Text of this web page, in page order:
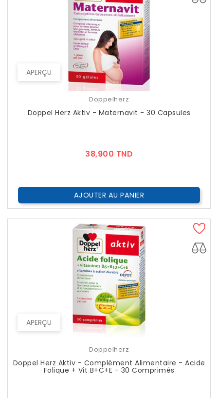
APERÇU
Doppelherz
Doppel Herz Aktiv - Maternavit - 30 Capsules
38,900 TND
AJOUTER AU PANIER
APERÇU
Doppelherz
Doppel Herz Aktiv - Complément Alimentaire - Acide
Folique + Vit B+C+E - 30 Comprimés